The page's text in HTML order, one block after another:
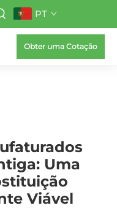
PT
Obter uma Cotação
Uma
Viável